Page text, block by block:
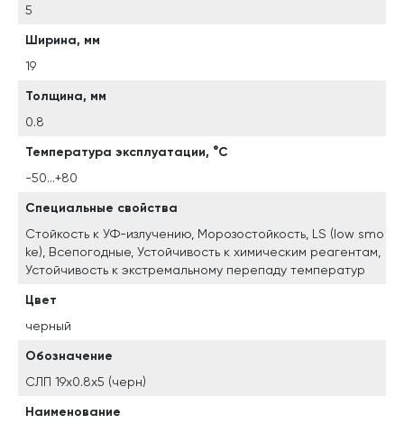
5
Ширина, мм
19
Толщина, мм
0.8
Температура эксплуатации, °C
-50...+80
Специальные свойства
Стойкость к УФ-излучению, Морозостойкость, LS (low smo
ke), Всепогодные, Устойчивость к химическим реагентам,
Устойчивость к экстремальному перепаду температур
Цвет
черный
Обозначение
СЛП 19х0.8х5 (черн)
Наименование